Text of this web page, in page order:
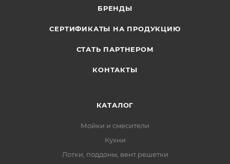
БРЕНДЫ
СЕРТИФИКАТЫ НА ПРОДУКЦИЮ
СТАТЬ ПАРТНЕРОМ
КОНТАКТЫ
КАТАЛОГ
Мойки и смесители
Кухни
Лотки, поддоны, вент решетки